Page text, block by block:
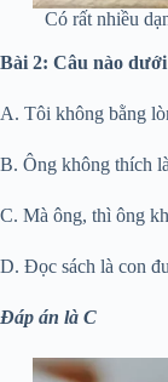
Có rất nhiều
Bài 2: Câu nào
A. Tôi không bằng
B. Ông không thích
C. Mà ông, thì ông
D. Đọc sách là con
Đáp án là C